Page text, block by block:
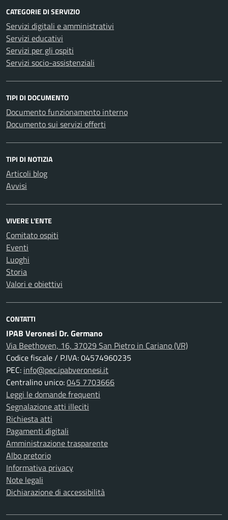
CATEGORIE DI SERVIZIO
Servizi digitali e amministrativi
Servizi educativi
Servizi per gli ospiti
Servizi socio-assistenziali
TIPI DI DOCUMENTO
Documento funzionamento interno
Documento sui servizi offerti
TIPI DI NOTIZIA
Articoli blog
Avvisi
VIVERE L'ENTE
Comitato ospiti
Eventi
Luoghi
Storia
Valori e obiettivi
CONTATTI
IPAB Veronesi Dr. Germano
Via Beethoven, 16, 37029 San Pietro in Cariano (VR)
Codice fiscale / P.IVA: 04574960235
PEC: info@pec.ipabveronesi.it
Centralino unico:045 7703666
Leggi le domande frequenti
Segnalazione atti illeciti
Richiesta atti
Pagamenti digitali
Amministrazione trasparente
Albo pretorio
Informativa privacy
Note legali
Dichiarazione di accessibilità